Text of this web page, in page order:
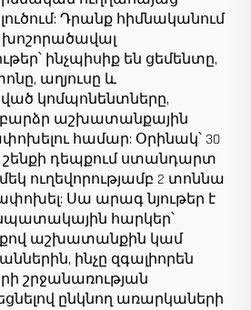
Դրանք հիմնականում
խոշորածավալ
ինչպիսիք են ցեմենտը,
աղյուսը և
կոմպոնենտները,
աշխատանքային
համար: Օրինակ՝ 30
շենքի դեպքում ստանդարտ
ուղեվորությամբ 2 տոննա
Սա արագ նյութեր է
հարկեր՝
աշխատանքին կամ
ինչը զգալիորեն
շրջանառության
ընկնող առարկաների